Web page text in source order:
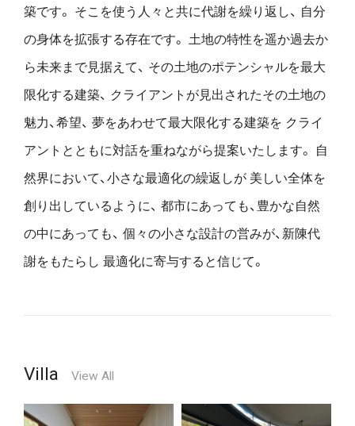
築です。 そこを使う人々と共に代謝を繰り返し、 自分
の身体を拡張する存在です。 土地の特性を遥か過去か
ら未来まで見据えて、 その土地のポテンシャルを最大
限化する建築、 クライアントが見出されたその土地の
魅力、希望、 夢をあわせて最大限化する建築を クライ
アントとともに対話を重ねながら提案いたします。
自
然界において、小さな最適化の繰返しが 美しい全体を
創り出しているように、 都市にあっても、豊かな自然
の中にあっても、 個々の小さな設計の営みが、新陳代
謝をもたらし 最適化に寄与すると信じて。
Villa View All